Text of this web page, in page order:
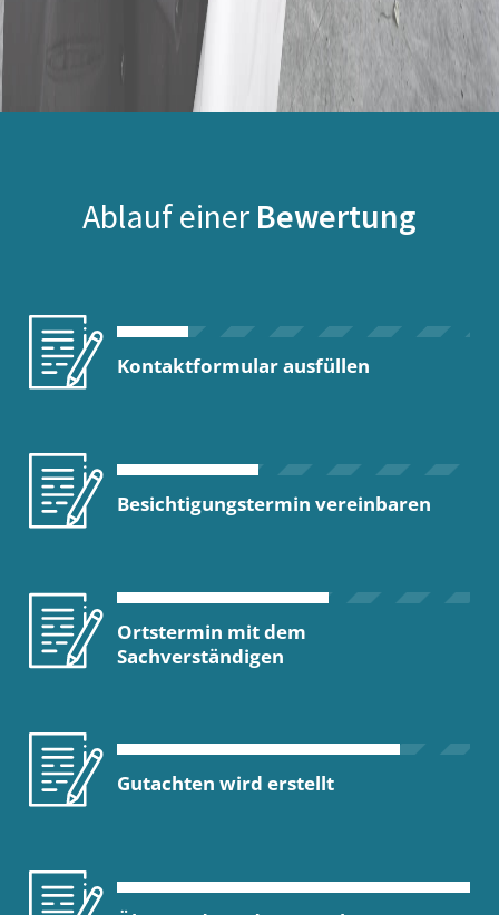
Ablauf einer Bewertung
Kontaktformular ausfüllen
Besichtigungstermin vereinbaren
Ortstermin mit dem
Sachverständigen
Gutachten wird erstellt